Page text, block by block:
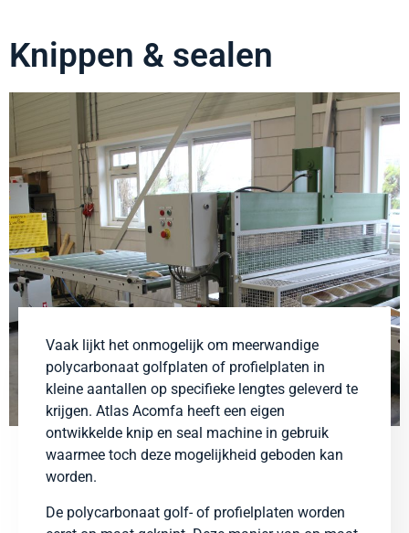
Knippen & sealen
Vaak lijkt het onmogelijk om meerwandige
polycarbonaat golfplaten of profielplaten in
kleine aantallen op specifieke lengtes geleverd te
krijgen. Atlas Acomfa heeft een eigen
ontwikkelde knip en seal machine in gebruik
waarmee toch deze mogelijkheid geboden kan
worden.
De polycarbonaat golf- of profielplaten worden